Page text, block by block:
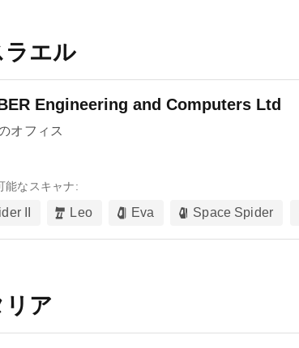
ラエル
Engineering and Computers Ltd
オフィス
能なスキャナ:
II Leo Eva Space Spider
ア